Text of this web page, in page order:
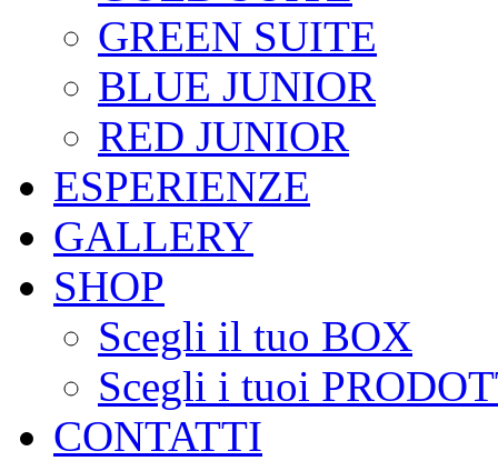
GREEN SUITE
BLUE JUNIOR
RED JUNIOR
ESPERIENZE
GALLERY
SHOP
Scegli il tuo BOX
Scegli i tuoi
CONTATTI